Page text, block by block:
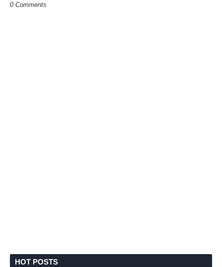
0 Comments
HOT POSTS